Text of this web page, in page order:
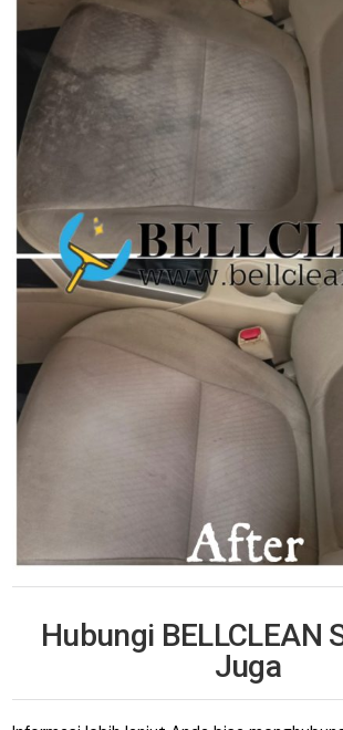
Hubungi BELLCLEAN
Juga